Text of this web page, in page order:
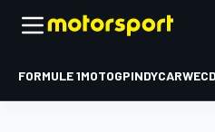
FORMULE 1MOTOGPINDYCARWEC